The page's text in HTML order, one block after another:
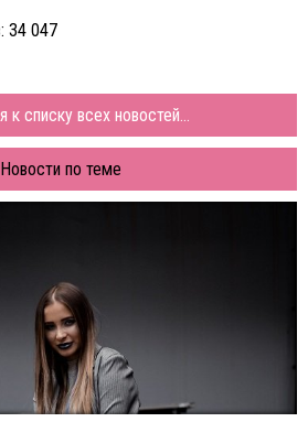
34 047
к списку всех новостей...
Новости по теме